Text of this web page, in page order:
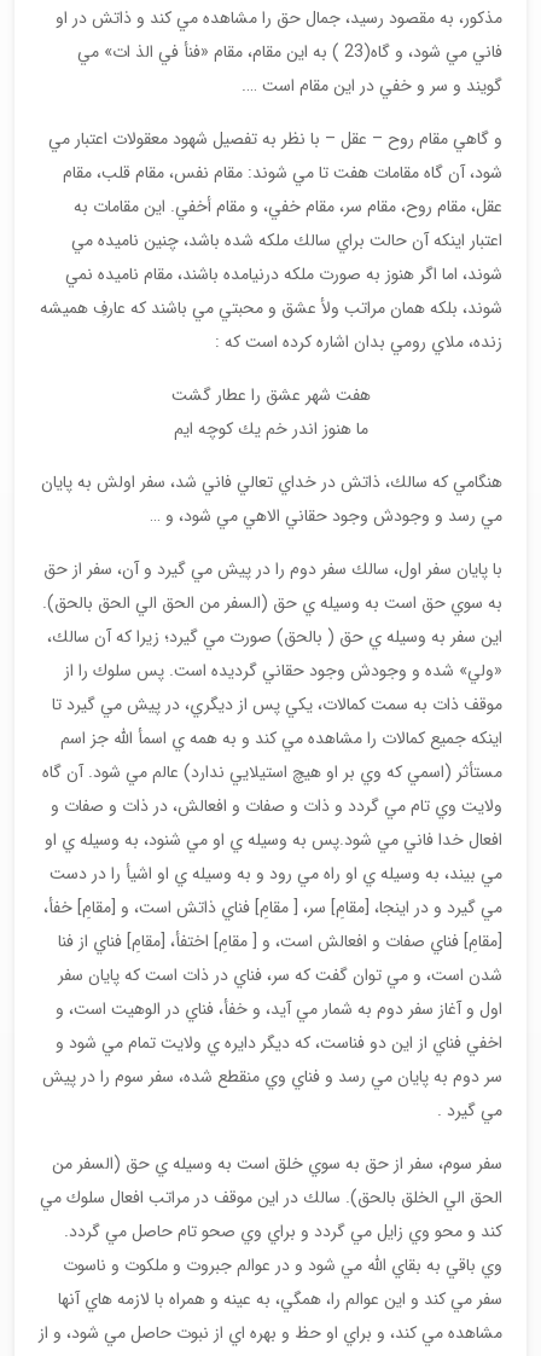
مذكور، به مقصود رسيد، جمال حق را مشاهده مي كند و ذاتش در او
فاني مي شود، و گاه(23 ) به اين مقام، مقام «فنأ في الذ ات» مي
گويند و سر و خفي در اين مقام است ….
و گاهي مقام روح – عقل – با نظر به تفصيل شهود معقولات اعتبار مي
شود، آن گاه مقامات هفت تا مي شوند: مقام نفس، مقام قلب، مقام
عقل، مقام روح، مقام سر، مقام خفي، و مقام أخفي. اين مقامات به
اعتبار اينكه آن حالت براي سالك ملكه شده باشد، چنين ناميده مي
شوند، اما اگر هنوز به صورت ملكه درنيامده باشند، مقام ناميده نمي
شوند، بلكه همان مراتب ولأ عشق و محبتي مي باشند كه عارفِ هميشه
زنده، ملاي رومي بدان اشاره كرده است كه :
هفت شهر عشق را عطار گشت
ما هنوز اندر خم يك كوچه ايم
هنگامي كه سالك، ذاتش در خداي تعالي فاني شد، سفر اولش به پايان
مي رسد و وجودش وجود حقاني الاهي مي شود، و …
با پايان سفر اول، سالك سفر دوم را در پيش مي گيرد و آن، سفر از حق
به سوي حق است به وسيله ي حق (السفر من الحق الي الحق بالحق).
اين سفر به وسيله ي حق ( بالحق) صورت مي گيرد؛ زيرا كه آن سالك،
«ولي» شده و وجودش وجود حقاني گرديده است. پس سلوك را از
موقف ذات به سمت كمالات، يكي پس از ديگري، در پيش مي گيرد تا
اينكه جميع كمالات را مشاهده مي كند و به همه ي اسمأ الله جز اسم
مستأثر (اسمي كه وي بر او هيچ استيلايي ندارد) عالم مي شود. آن گاه
ولايت وي تام مي گردد و ذات و صفات و افعالش، در ذات و صفات و
افعال خدا فاني مي شود.پس به وسيله ي او مي شنود، به وسيله ي او
مي بيند، به وسيله ي او راه مي رود و به وسيله ي او اشيأ را در دست
مي گيرد و در اينجا، [مقامِ] سر، [ مقامِ] فناي ذاتش است، و [مقامِ] خفأ،
[مقامِ] فناي صفات و افعالش است، و [ مقامِ] اختفأ، [مقامِ] فناي از فنا
شدن است، و مي توان گفت كه سر، فناي در ذات است كه پايان سفر
اول و آغاز سفر دوم به شمار مي آيد، و خفأ، فناي در الوهيت است، و
اخفي فناي از اين دو فناست، كه ديگر دايره ي ولايت تمام مي شود و
سر دوم به پايان مي رسد و فناي وي منقطع شده، سفر سوم را در پيش
مي گيرد .
سفر سوم، سفر از حق به سوي خلق است به وسيله ي حق (السفر من
الحق الي الخلق بالحق). سالك در اين موقف در مراتب افعال سلوك مي
كند و محو وي زايل مي گردد و براي وي صحو تام حاصل مي گردد.
وي باقي به بقاي الله مي شود و در عوالم جبروت و ملكوت و ناسوت
سفر مي كند و اين عوالم را، همگي، به عينه و همراه با لازمه هاي آنها
مشاهده مي كند، و براي او حظ و بهره اي از نبوت حاصل مي شود، و از